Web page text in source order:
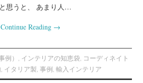
思うと、 あまり人…
Continue Reading →
例） インテリアの知恵袋 コーディネイト
イタリア製 事例 輸入インテリア